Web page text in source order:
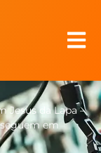
Jesus da Lapa –
em